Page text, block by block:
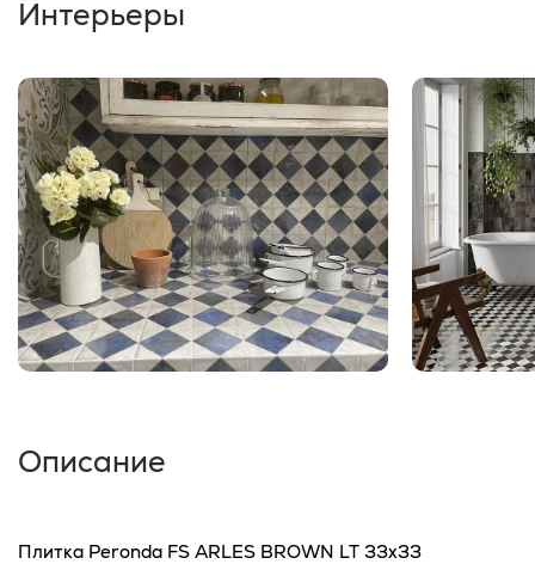
Интерьеры
Описание
Плитка Peronda FS ARLES BROWN LT 33x33